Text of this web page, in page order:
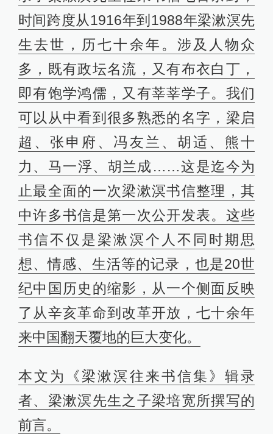
时间跨度从1916年到1988年梁漱溟先
生去世，历七十余年。涉及人物众
多，既有政坛名流，又有布衣白丁，
即有饱学鸿儒，又有莘莘学子。我们
可以从中看到很多熟悉的名字，梁启
超、张申府、冯友兰、胡适、熊十
力、马一浮、胡兰成……这是迄今为
止最全面的一次梁漱溟书信整理，其
中许多书信是第一次公开发表。这些
书信不仅是梁漱溟个人不同时期思
想、情感、生活等的记录，也是20世
纪中国历史的缩影，从一个侧面反映
了从辛亥革命到改革开放，七十余年
来中国翻天覆地的巨大变化。
本文为《梁漱溟往来书信集》辑录
者、梁漱溟先生之子梁培宽所撰写的
前言。